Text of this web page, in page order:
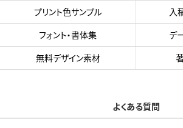
プリント色サンプル
入
フォント・書体集
デ
無料デザイン素材
よくある質問